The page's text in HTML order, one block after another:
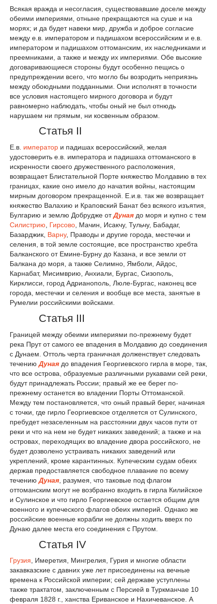
Всякая вражда и несогласия, существовавшие доселе между
обеими империями, отныне прекращаются на суше и на
морях; и да будет навеки мир, дружба и доброе согласие
между е.в. императором и падишахом всероссийским и е.в.
императором и падишахом оттоманским, их наследниками и
преемниками, а также и между их империями. Обе высокие
договаривающиеся стороны будут особенно пещись о
предупреждении всего, что могло бы возродить неприязнь
между обоюдными подданными. Они исполнят в точности
все условия настоящего мирного договора и будут
равномерно наблюдать, чтобы оный не был отнюдь
нарушаем ни прямым, ни косвенным образом.
Статья II
Е.в. император и падишах всероссийский, желая
удостоверить е.в. императора и падишаха оттоманского в
искренности своего дружественного расположения,
возвращает Блистательной Порте княжество Молдавию в тех
границах, какие оно имело до начатия войны, настоящим
мирным договором прекращенной. Е.и.в. так же возвращает
княжество Валахию и Краповский Банат без всякого изъятия,
Булгарию и землю Добрудже отДуная до моря и купно с тем
Силистрию
Гирсово , Мачин, Исакчу, Тульчу, Бабадаг,
Базарджик, Варну, Праводы и другие города, местечки и
селения, в той земле состоящие, все пространство хребта
Балканского от Емине-Бурну до Казана, и все земли от
Балкана до моря, а также Селимно, Ямболи, Айдос,
Карнабат, Мисимврию, Анхиали, Бургас, Сизополь,
Кирклисси, город Адрианополь, Люле-Бургас, наконец все
города, местечки и селения и вообще все места, занятые в
Румелии российскими войсками.
Статья III
Границей между обеими империями по-прежнему будет
река Прут от самого ее впадения в Молдавию до соединения
с Дунаем. Оттоль черта граничная долженствует следовать
течениюДуная до впадения Георгиевского гирла в море, так,
что все острова, образуемые различными рукавами сей реки,
будут принадлежать России; правый же ее берег по-
прежнему останется во владении Порты Оттоманской.
Между тем постановляется, что оный правый берег, начиная
с точки, где гирло Георгиевское отделяется от Сулинского,
пребудет незаселенным на расстоянии двух часов пути от
реки и что на нем не будет никаких заведений; а также и на
островах, переходящих во владение двора российского, не
будет дозволено устраивать никаких заведений или
укреплений, кроме карантинных. Купеческим судам обеих
держав предоставляется свободное плавание по всему
течениюДуная , разумея, что таковые под флагом
оттоманским могут не возбранно входить в гирла Килийское
и Сулинское и что гирло Георгиевское остается общим для
военного и купеческого флагов обеих империй. Однако же
российские военные корабли не должны ходить вверх по
Дунаю далее места его соединения с Прутом.
Статья IV
Грузия, Имеретия, Мингрелия, Гурия и многие области
закавказские с давних уже лет присоединены на вечные
времена к Российской империи; сей державе уступлены
также трактатом, заключенным с Персией в Туркманчае 10
февраля 1828 г., ханства Ериванское и Нахичеванское. А